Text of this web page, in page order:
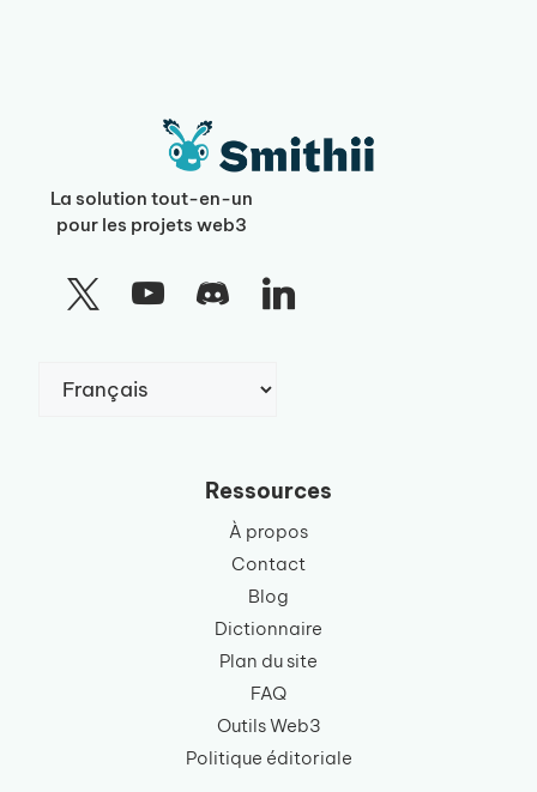
La solution tout-en-un
pour les projets web3
une
Ressources
À propos
Contact
Blog
Dictionnaire
Plan du site
FAQ
Outils Web3
Politique éditoriale